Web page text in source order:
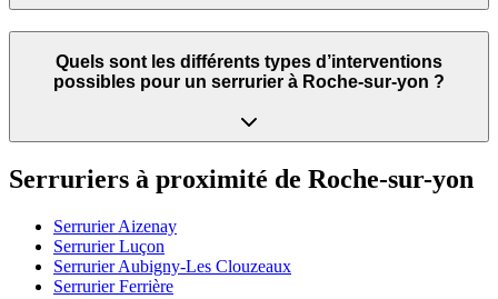
Quels sont les différents types d’interventions
possibles pour un serrurier à Roche-sur-yon ?
Serruriers à proximité de Roche-sur-yon
SerrurierAizenay
SerrurierLuçon
SerrurierAubigny-Les Clouzeaux
SerrurierFerrière